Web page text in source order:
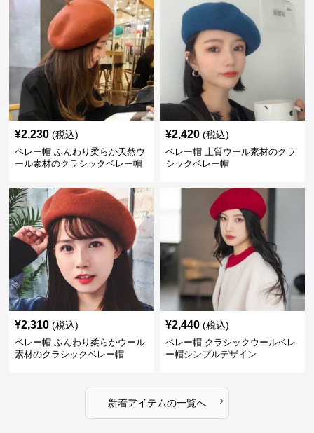
¥2,230 (税込)
ベレー帽 ふんわり柔らか天然ウ
ール素材のクラシックベレー帽
¥2,420 (税込)
ベレー帽 上質ウール素材のクラ
シックベレー帽
¥2,310 (税込)
ベレー帽 ふんわり柔らかウール
素材のクラシックベレー帽
¥2,440 (税込)
ベレー帽 クラシックウールベレ
ー帽シンプルデザイン
新着アイテムの一覧へ ›